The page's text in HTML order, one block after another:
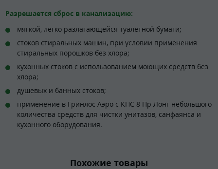
Разрешается сброс в канализацию:
мягкой, легко разлагающейся туалетной бумаги;
стоков стиральных машин, при условии применения
стиральных порошков без хлора;
кухонных стоков с использованием моющих средств без
хлора;
душевых и банных стоков;
применение в Гринлос Аэро с КНС 8 Пр Лонг небольшого
количества средств для чистки унитазов, санфаянса и
кухонного оборудования.
Похожие товары